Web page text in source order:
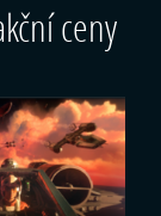
ceny